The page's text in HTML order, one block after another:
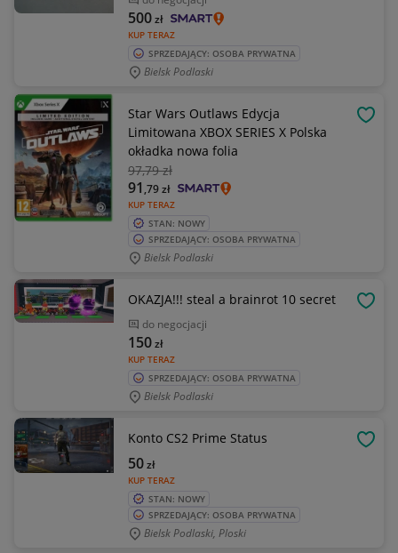
KUP TERAZ
500zł
SPRZEDAJĄCY: OSOBA PRYWATNA
Bielsk Podlaski
Star Wars Outlaws Edycja
Limitowana XBOX SERIES X Polska
okładka nowa folia
97,79 zł
KUP TERAZ
91 ,79zł
STAN: NOWY
SPRZEDAJĄCY: OSOBA PRYWATNA
Bielsk Podlaski
OKAZJA!!! steal a brainrot 10 secret
do negocjacji
KUP TERAZ
150zł
SPRZEDAJĄCY: OSOBA PRYWATNA
Bielsk Podlaski
Konto CS2 Prime Status
KUP TERAZ
50zł
STAN: NOWY
SPRZEDAJĄCY: OSOBA PRYWATNA
Bielsk Podlaski, Ploski